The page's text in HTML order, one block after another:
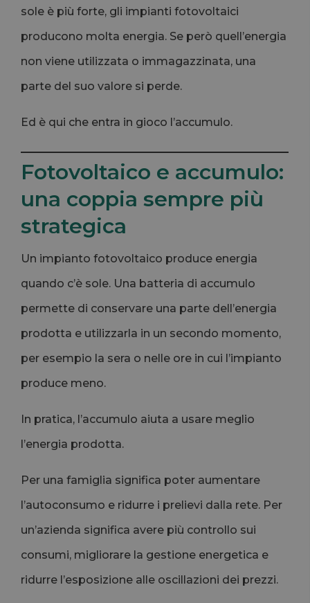
sole è più forte, gli impianti fotovoltaici
producono molta energia. Se però quell’energia
non viene utilizzata o immagazzinata, una
parte del suo valore si perde.
Ed è qui che entra in gioco l’accumulo.
Fotovoltaico e accumulo:
una coppia sempre più
strategica
Un impianto fotovoltaico produce energia
quando c’è sole. Una batteria di accumulo
permette di conservare una parte dell’energia
prodotta e utilizzarla in un secondo momento,
per esempio la sera o nelle ore in cui l’impianto
produce meno.
In pratica, l’accumulo aiuta a usare meglio
l’energia prodotta.
Per una famiglia significa poter aumentare
l’autoconsumo e ridurre i prelievi dalla rete. Per
un’azienda significa avere più controllo sui
consumi, migliorare la gestione energetica e
ridurre l’esposizione alle oscillazioni dei prezzi.